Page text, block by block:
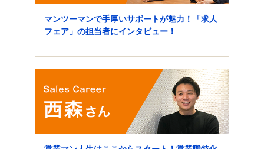
マンツーマンで手厚いサポートが魅力！「求人
フェア」の担当者にインタビュー！